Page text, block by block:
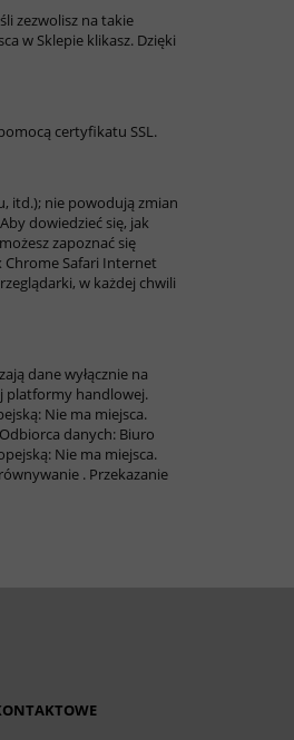
zezwolisz na takie
w Sklepie klikasz. Dzięki
certyfikatu SSL.
itd.); nie powodują zmian
dowiedzieć się, jak
zapoznać się
Chrome Safari Internet
w każdej chwili
dane wyłącznie na
platformy handlowej.
Nie ma miejsca.
Odbiorca danych: Biuro
Nie ma miejsca.
. Przekazanie